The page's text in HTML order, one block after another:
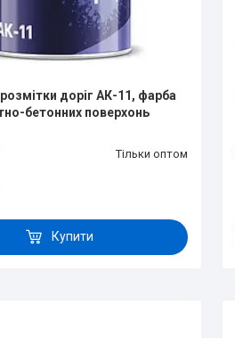
доріг АК-11, фарба
бетонних поверхонь
Тільки оптом
Купити